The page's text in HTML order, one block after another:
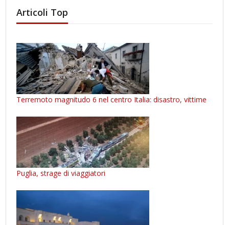
Articoli Top
Terremoto magnitudo 6 nel centro Italia: disastro, vittime
Puglia, strage di viaggiatori